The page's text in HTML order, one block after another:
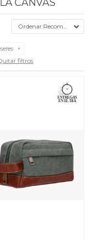
CANVAS
Recomendados
filtros